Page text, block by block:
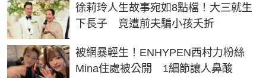
徐莉玲人生故事宛如8點檔！大三就生
下長子 竟遭前夫騙小孩夭折
被網暴輕生！ENHYPEN西村力粉絲
Mina住處被公開 1細節讓人鼻酸